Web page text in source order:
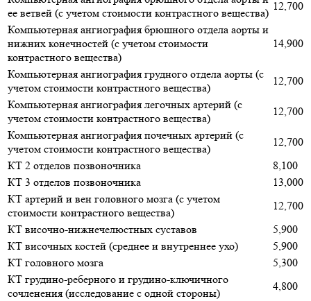
ее ветвей (с учетом стоимости контрастного вещества)
12,700
Компьютерная ангиография брюшного отдела аорты и
нижних конечностей (с учетом стоимости
контрастного вещества)
14,900
Компьютерная ангиография грудного отдела аорты (с
учетом стоимости контрастного вещества)
12,700
Компьютерная ангиография легочных артерий (с
учетом стоимости контрастного вещества)
12,700
Компьютерная ангиография почечных артерий (с
учетом стоимости контрастного вещества)
12,700
КТ 2 отделов позвоночника
8,100
КТ 3 отделов позвоночника
13,000
КТ артерий и вен головного мозга (с учетом
стоимости контрастного вещества)
12,700
КТ височно-нижнечелюстных суставов
5,900
КТ височных костей (среднее и внутреннее ухо)
5,900
КТ головного мозга
5,300
КТ грудино-реберного и грудино-ключичного
сочленения (исследование с одной стороны)
4,800